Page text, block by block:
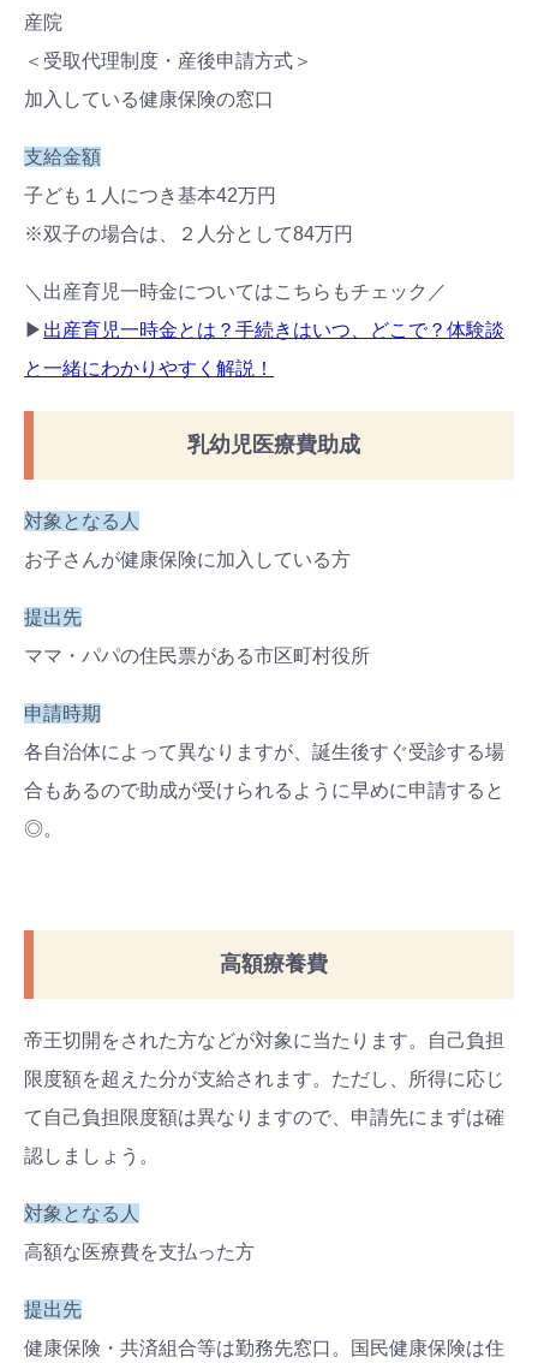
産院
＜受取代理制度・産後申請方式＞
加入している健康保険の窓口
支給金額
子ども １ 人につき基本42万円
※双子の場合は、
２ 人分として84万円
＼出産育児一時金についてはこちらもチェック／
▶ 出産育児一時金とは？手続きはいつ、どこで？体験談
と一緒にわかりやすく解説！
乳幼児医療費助成
対象となる人
お子さんが健康保険に加入している方
提出先
ママ・パパの住民票がある市区町村役所
申請時期
各自治体によって異なりますが、誕生後すぐ受診する場
合もあるので助成が受けられるように早めに申請すると
◎。
高額療養費
帝王切開をされた方などが対象に当たります。自己負担
限度額を超えた分が支給されます。ただし、所得に応じ
て自己負担限度額は異なりますので、申請先にまずは確
認しましょう。
対象となる人
高額な医療費を支払った方
提出先
健康保険・共済組合等は勤務先窓口。国民健康保険は住
#プレゼント #教育 #0歳 #母乳